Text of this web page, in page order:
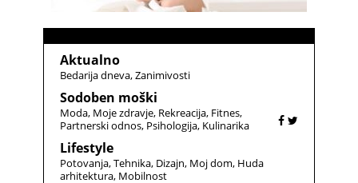
Aktualno
Bedarija dneva Zanimivosti
Sodoben moški
Moda Moje zdravje Rekreacija Fitnes
Partnerski odnos Psihologija Kulinarika
Lifestyle
Potovanja Tehnika Dizajn Moj dom Huda
arhitektura Mobilnost